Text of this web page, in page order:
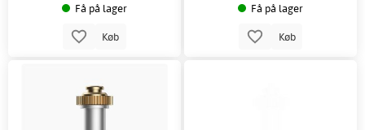
Få på lager
Køb
Få på lager
Køb